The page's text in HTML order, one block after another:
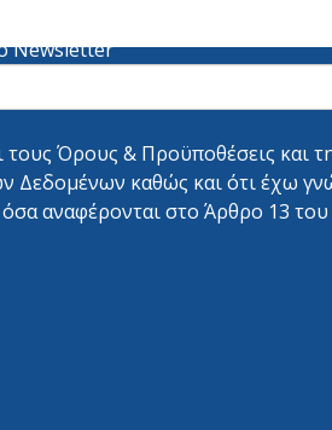
Newsletter
τους Όρους & Προϋποθέσεις και
Δεδομένων καθώς και ότι έχω
αναφέρονται στο Άρθρο 13 του